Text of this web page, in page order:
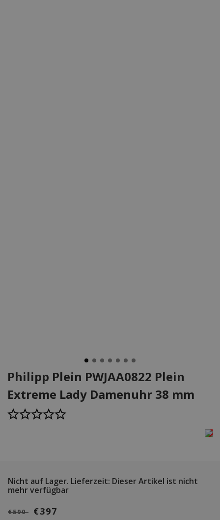
Philipp Plein PWJAA0822 Plein
Extreme Lady Damenuhr 38 mm
Nicht auf Lager. Lieferzeit: Dieser Artikel ist nicht
mehr verfügbar
€590 €397